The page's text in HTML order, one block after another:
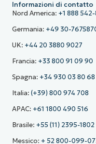
Informazioni di contatto
Nord America: +1 888
Germania: +49 30-
UK: +44 20 3880 9027
Francia: +33 800 91 09 90
Spagna: +34 930 03 80 68
Italia: (+39) 800 974 708
APAC: +61 1800 490 516
Brasile: +55 (11) 2395-1802
Messico: + 52 800-099-